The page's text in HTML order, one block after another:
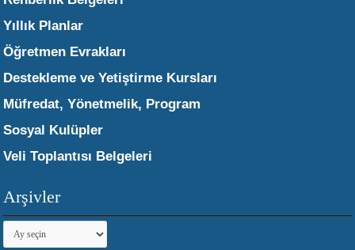
Yıllık Planlar
Öğretmen Evrakları
Destekleme ve Yetiştirme Kursları
Müfredat, Yönetmelik, Program
Sosyal Kulüpler
Veli Toplantısı Belgeleri
Arşivler
Arşivler